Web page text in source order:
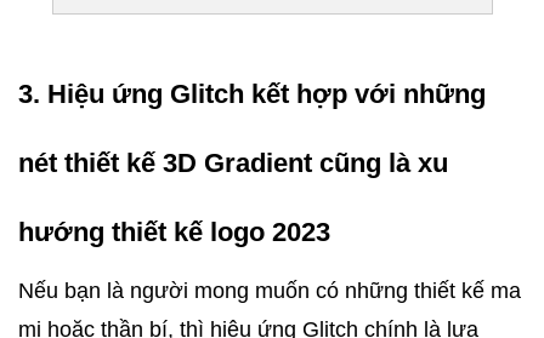
3. Hiệu ứng Glitch kết hợp với những
nét thiết kế 3D Gradient cũng là xu
hướng thiết kế logo 2023
Nếu bạn là người mong muốn có những thiết kế ma
mị hoặc thần bí, thì hiệu ứng Glitch chính là lựa